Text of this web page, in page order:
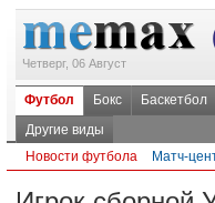
Четверг, 06 Август
Футбол Бокс Баскетбол
Другие виды
Новости футбола
Матч-